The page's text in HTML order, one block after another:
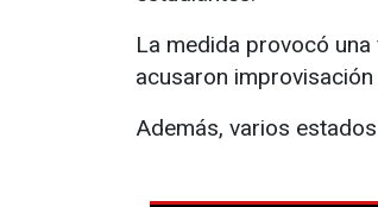
La medida provocó
acusaron
Además, varios